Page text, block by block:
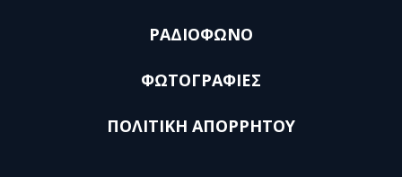
ΡΑΔΙΟΦΩΝΟ
ΦΩΤΟΓΡΑΦΙΕΣ
ΠΟΛΙΤΙΚΗ ΑΠΟΡΡΗΤΟΥ